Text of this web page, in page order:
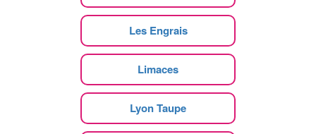
Les Engrais
Limaces
Lyon Taupe